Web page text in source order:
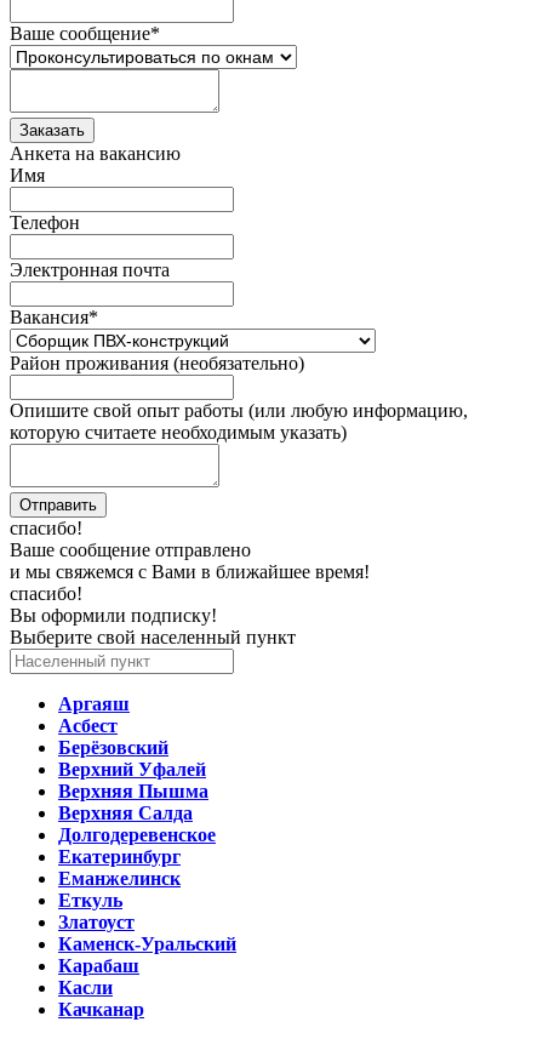
Ваше сообщение*
Анкета на вакансию
Имя
Телефон
Электронная почта
Вакансия*
Район проживания (необязательно)
Опишите свой опыт работы (или любую информацию,
которую считаете необходимым указать)
спасибо!
Ваше сообщение отправлено
и мы свяжемся с Вами в ближайшее время!
спасибо!
Вы оформили подписку!
Выберите свой населенный пункт
Аргаяш
Асбест
Берёзовский
Верхний Уфалей
Верхняя Пышма
Верхняя Салда
Долгодеревенское
Екатеринбург
Еманжелинск
Еткуль
Златоуст
Каменск-Уральский
Карабаш
Касли
Качканар